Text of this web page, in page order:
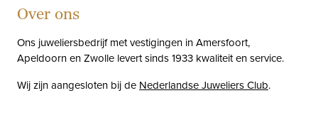
Over ons
Ons juweliersbedrijf met vestigingen in Amersfoort,
Apeldoorn en Zwolle levert sinds 1933 kwaliteit en service.
Wij zijn aangesloten bij de Nederlandse Juweliers Club.